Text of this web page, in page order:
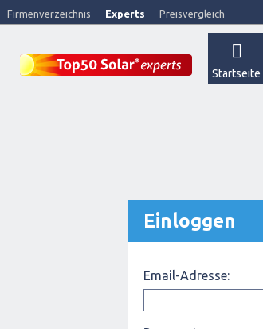
Firmenverzeichnis Experts Preisvergleich
Startseite
Einloggen
Email-Adresse: